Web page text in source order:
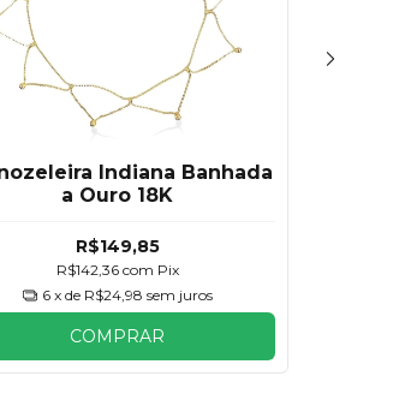
Indiana Banhada
a Ouro 18K
R$149,85
R$142,36 com Pix
6 x de R$24,98 sem juros
COMPRAR